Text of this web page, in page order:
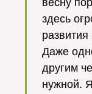
весну
здесь
Даже
другим
нужной.